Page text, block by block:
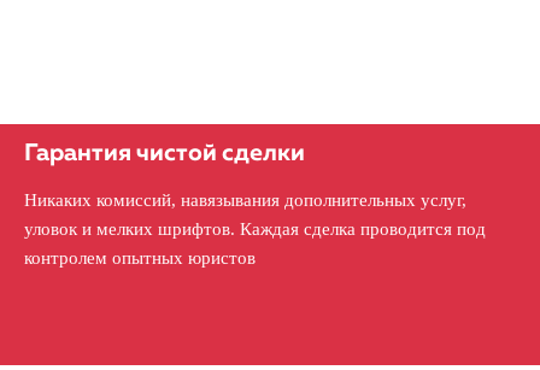
Гарантия чистой сделки
Никаких комиссий, навязывания дополнительных услуг,
уловок и мелких шрифтов. Каждая сделка проводится под
контролем опытных юристов